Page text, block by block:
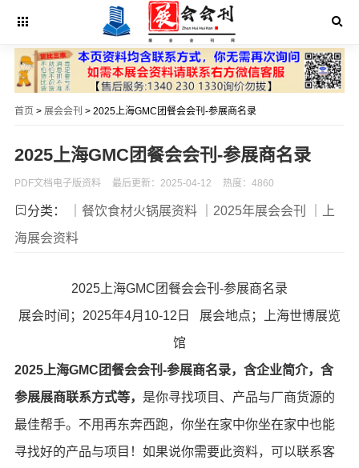
首页 > 展会会刊 > 2025上海GMC团餐会会刊-参展商名录
2025上海GMC团餐会会刊-参展商名录
PDF文档电子版资料 最后更新：2025-04-12 热度：4860
分类： ｜餐饮食材火锅展资料 ｜2025年展会会刊
｜上
海展会资料
2025上海GMC团餐会会刊-参展商名录
展会时间；2025年4月10-12日 展会地点；上海世博展览
馆
2025上海GMC团餐会会刊-参展商名录，含企业简介，含
参展展商联系方式等， 是你寻找项目、产品与厂商货源的
最佳帮手。不用再东奔西跑，你坐在家中你坐在家中也能
寻找好的产品与项目！如果说你需要此资料，可以联系客